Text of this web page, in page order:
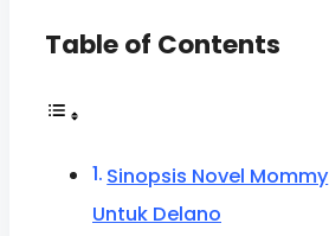
Table of Contents
Sinopsis Novel Mommy
Untuk Delano